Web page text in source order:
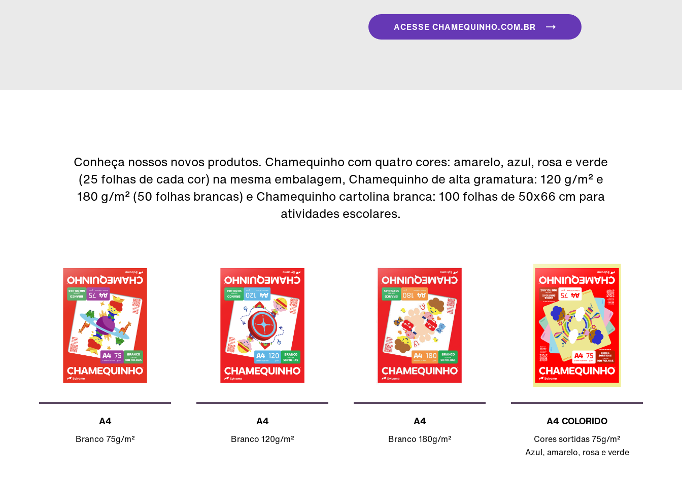
ACESSE CHAMEQUINHO.COM.BR
Conheça nossos novos produtos. Chamequinho com quatro cores: amarelo, azul, rosa e verde
(25 folhas de cada cor) na mesma embalagem, Chamequinho de alta gramatura: 120 g/m² e
180 g/m² (50 folhas brancas) e Chamequinho cartolina branca: 100 folhas de 50x66 cm para
atividades escolares.
A4
Branco 75g/m²
A4
Branco 120g/m²
A4
Branco 180g/m²
A4 COLORIDO
Cores sortidas 75g/m²
Azul, amarelo, rosa e verde